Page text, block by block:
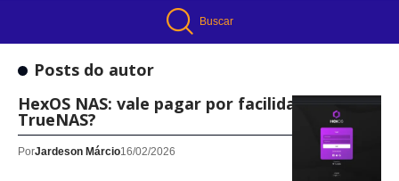
Buscar
Posts do autor
HexOS NAS: vale pagar por facilidade sobre o
TrueNAS?
PorJardeson Márcio16/02/2026